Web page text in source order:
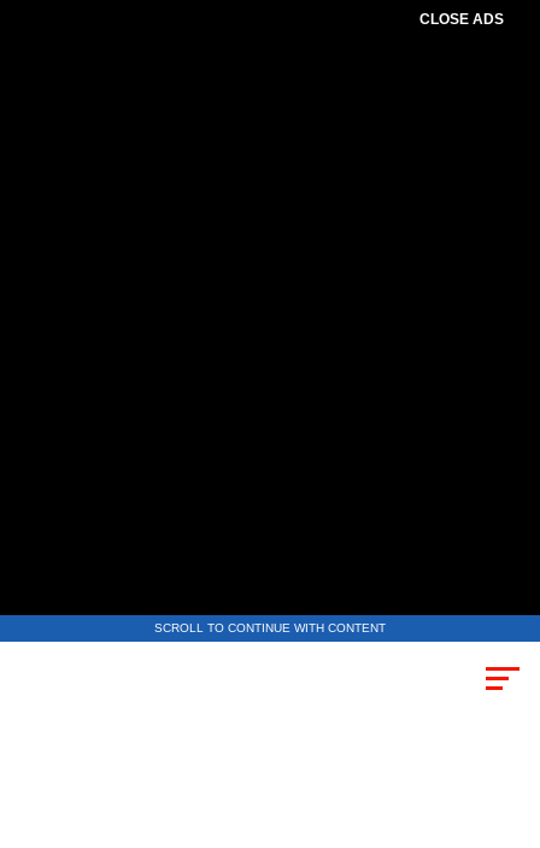
CLOSE ADS
SCROLL TO CONTINUE WITH CONTENT